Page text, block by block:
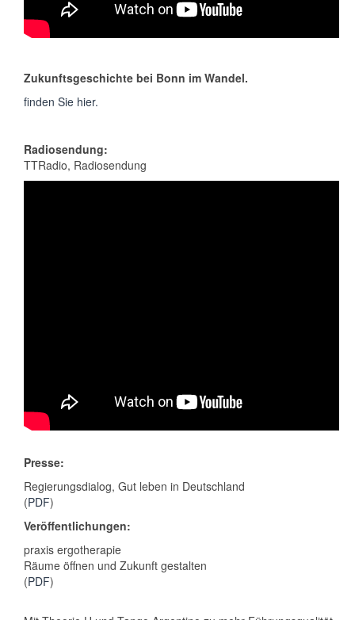
Zukunftsgeschichte bei Bonn im Wandel.
finden Sie hier.
Radiosendung:
TTRadio, Radiosendung
Presse:
Regierungsdialog, Gut leben in Deutschland
(PDF)
Veröffentlichungen:
praxis ergotherapie
Räume öffnen und Zukunft gestalten
(PDF)